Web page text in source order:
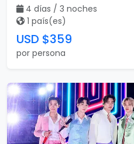
4 días / 3 noches
1 país(es)
USD $359
por persona